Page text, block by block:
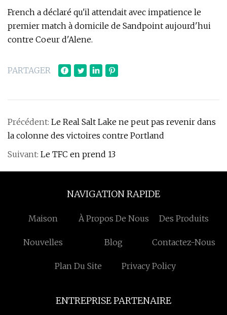
French a déclaré qu'il attendait avec impatience le
premier match à domicile de Sandpoint aujourd'hui
contre Coeur d'Alene.
PARTAGER
Précédent: Le Real Salt Lake ne peut pas revenir dans
la colonne des victoires contre Portland
Suivant: Le TFC en prend 13
NAVIGATION RAPIDE
Maison À Propos De Nous Des Produits
Nouvelles Blog Contactez-Nous
Plan Du Site Privacy Policy
ENTREPRISE PARTENAIRE